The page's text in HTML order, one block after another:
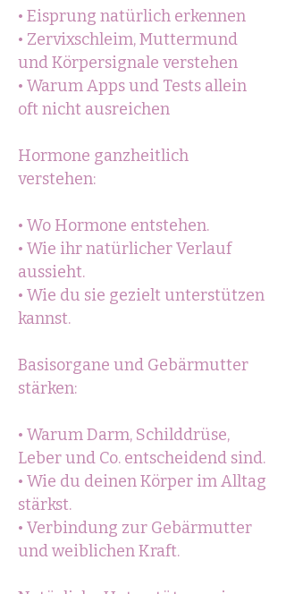
• Eisprung natürlich erkennen
• Zervixschleim, Muttermund
und Körpersignale verstehen
• Warum Apps und Tests allein
oft nicht ausreichen
Hormone ganzheitlich
verstehen:
• Wo Hormone entstehen.
• Wie ihr natürlicher Verlauf
aussieht.
• Wie du sie gezielt unterstützen
kannst.
Basisorgane und Gebärmutter
stärken:
• Warum Darm, Schilddrüse,
Leber und Co. entscheidend sind.
• Wie du deinen Körper im Alltag
stärkst.
• Verbindung zur Gebärmutter
und weiblichen Kraft.